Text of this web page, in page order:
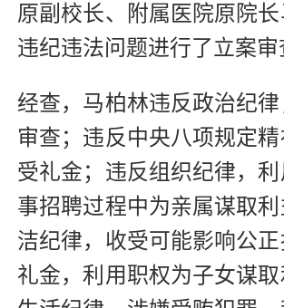
原副校长、附属医院原院
违纪违法问题进行了立案审
经查，马柏林违反政治纪
审查；违反中央八项规定
受礼金；违反组织纪律，
事招聘过程中为亲属谋取
洁纪律，收受可能影响公
礼金，利用职权为子女谋